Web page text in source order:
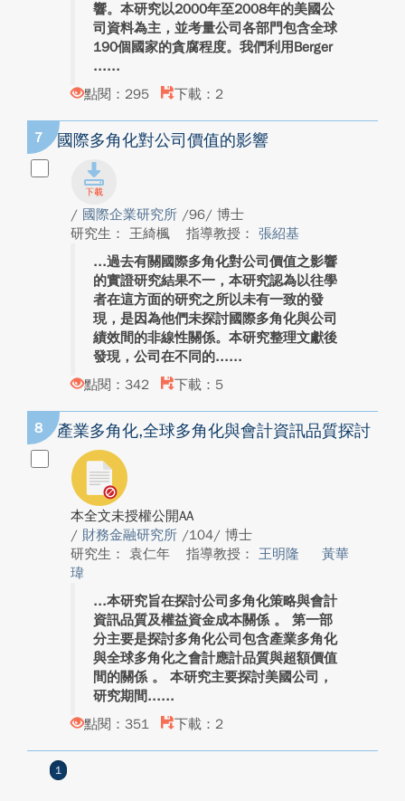
響。本研究以2000年至2008年的美國公
司資料為主，並考量公司各部門包含全球
190個國家的貪腐程度。我們利用Berger
...
點閱：295
下載：2
7 國際多角化對公司價值的影響
/ 國際企業研究所 /96/ 博士
研究生： 王綺楓
指導教授： 張紹基
過去有關國際多角化對公司價值之影響
的實證研究結果不一，本研究認為以往學
者在這方面的研究之所以未有一致的發
現，是因為他們未探討國際多角化與公司
績效間的非線性關係。本研究整理文獻後
發現，公司在不同的...
點閱：342
下載：5
8 產業多角化,全球多角化與會計資訊品質探討
本全文未授權公開AA
/ 財務金融研究所 /104/ 博士
研究生： 袁仁年
指導教授： 王明隆
黃華
瑋
本研究旨在探討公司多角化策略與會計
資訊品質及權益資金成本關係 。 第一部
分主要是探討多角化公司包含產業多角化
與全球多角化之會計應計品質與超額價值
間的關係 。 本研究主要探討美國公司 ,
研究期間...
點閱：351
下載：2
1